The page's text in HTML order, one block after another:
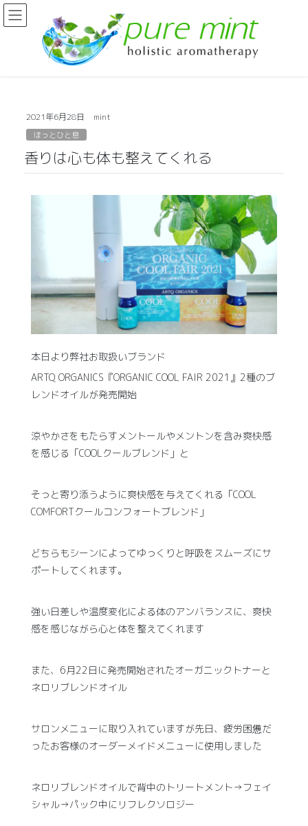
2021年6月28日 mint
ほっとひと息
香りは心も体も整えてくれる
本日より弊社お取扱いブランド
ARTQ ORGANICS『ORGANIC COOL FAIR 2021』2種のブ
レンドオイルが発売開始
涼やかさをもたらすメントールやメントンを含み爽快感
を感じる「COOLクールブレンド」と
そっと寄り添うように爽快感を与えてくれる「COOL
COMFORTクールコンフォートブレンド」
どちらもシーンによってゆっくりと呼吸をスムーズにサ
ポートしてくれます。
強い日差しや温度変化による体のアンバランスに、爽快
感を感じながら心と体を整えてくれます
また、6月22日に発売開始されたオーガニックトナーと
ネロリブレンドオイル
サロンメニューに取り入れていますが先日、疲労困憊だ
ったお客様のオーダーメイドメニューに使用しました
ネロリブレンドオイルで背中のトリートメント→フェイ
シャル→パック中にリフレクソロジー